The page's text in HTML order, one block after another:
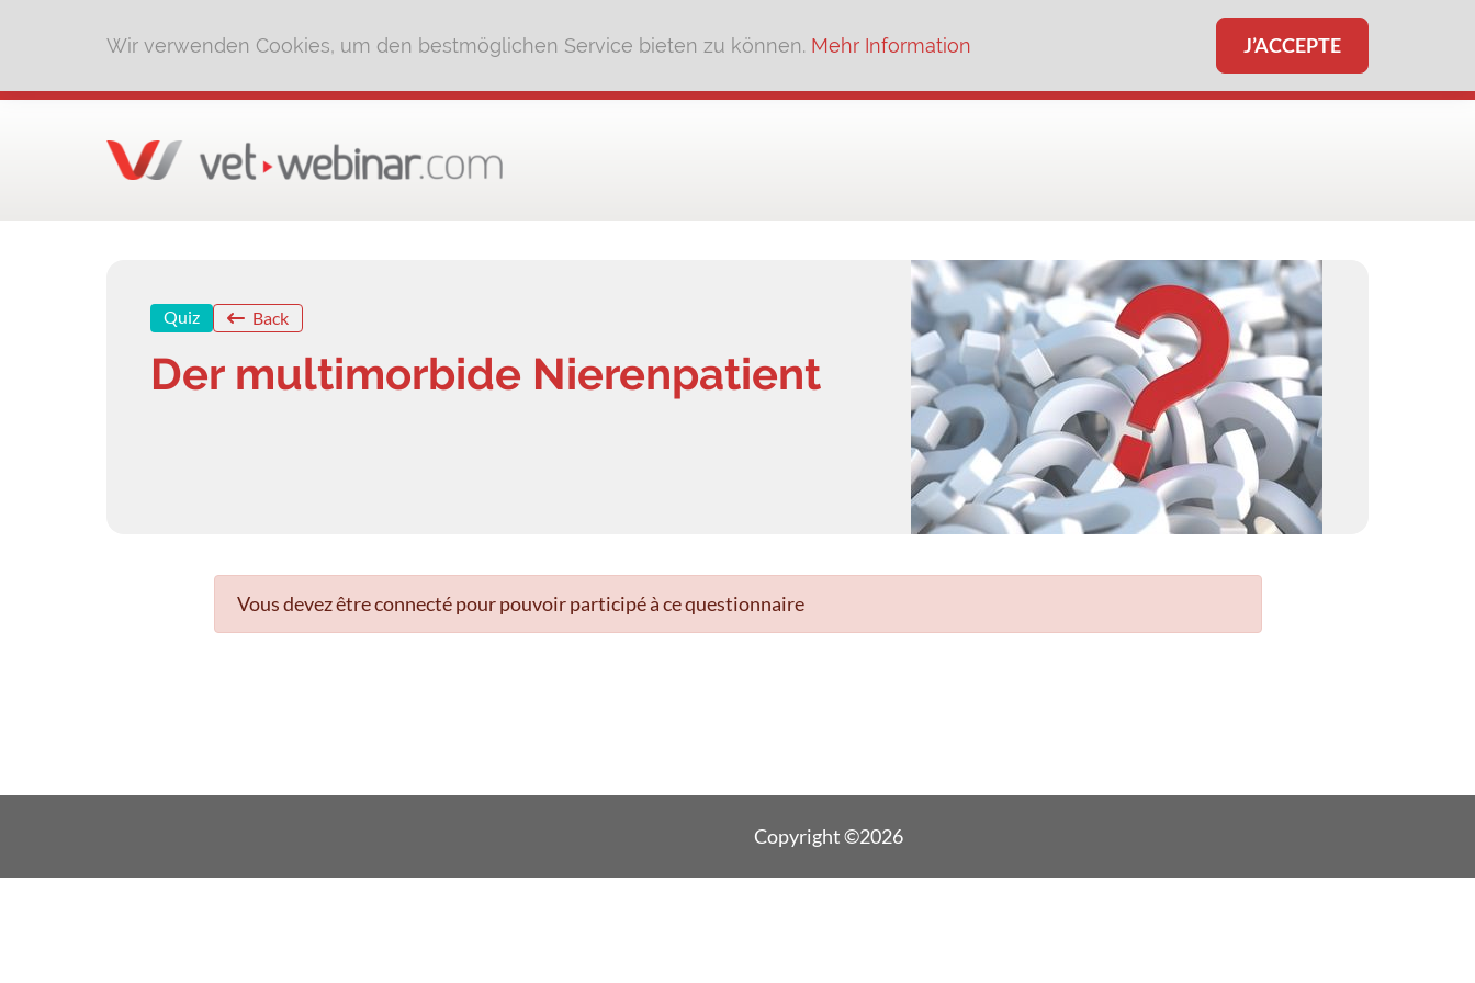
Wir verwenden Cookies, um den bestmöglichen Service bieten zu können. Mehr Information J’ACCEPTE
Quiz Back
Der multimorbide Nierenpatient
Vous devez être connecté pour pouvoir participé à ce questionnaire
Copyright ©2026